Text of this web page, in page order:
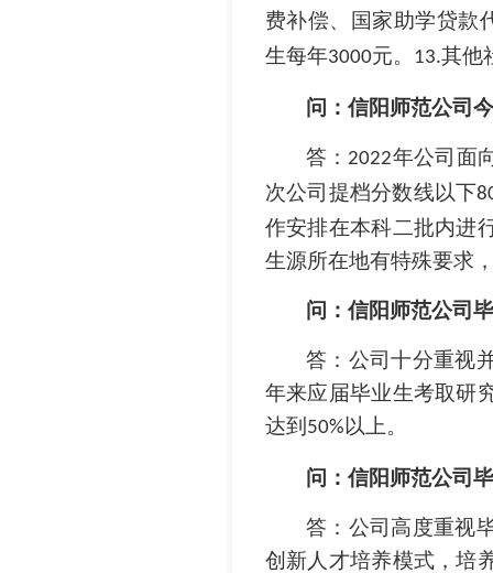
费补偿、国家助学贷款
生每年3000元。 13.其他
问：信阳师范公司
答： 2022年公司面
次公司提档分数线以下
作安排在本科二批内进
生源所在地有特殊要求
问：信阳师范公司
答：公司十分重视
年来应届毕业生考取研
达到 50% 以上。
问：信阳师范公司
答：公司高度重视
创新人才培养模式，培